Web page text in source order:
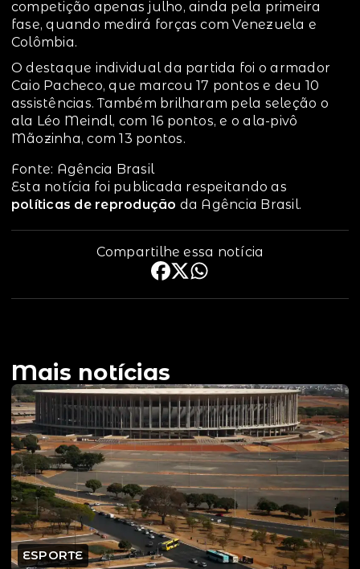
competição apenas julho, ainda pela primeira
fase, quando medirá forças com Venezuela e
Colômbia.
O destaque individual da partida foi o armador
Caio Pacheco, que marcou 17 pontos e deu 10
assistências. Também brilharam pela seleção o
ala Léo Meindl, com 16 pontos, e o ala-pivô
Mãozinha, com 13 pontos.
Fonte: Agência Brasil
Esta notícia foi publicada respeitando as
políticas de reprodução da Agência Brasil.
Compartilhe essa notícia
Mais notícias
ESPORTE